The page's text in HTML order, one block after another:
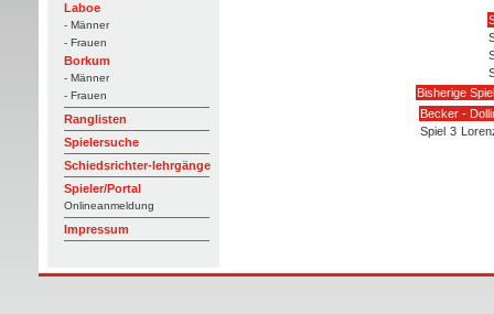
Laboe
- Männer
- Frauen
Borkum
- Männer
- Frauen
Ranglisten
Spielersuche
Schiedsrichter-lehrgänge
Spieler/Portal
Onlineanmeldung
Impressum
Bisherige
Becker -
Spiel 3